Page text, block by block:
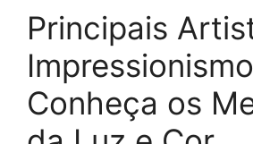
Principais
Conheça os